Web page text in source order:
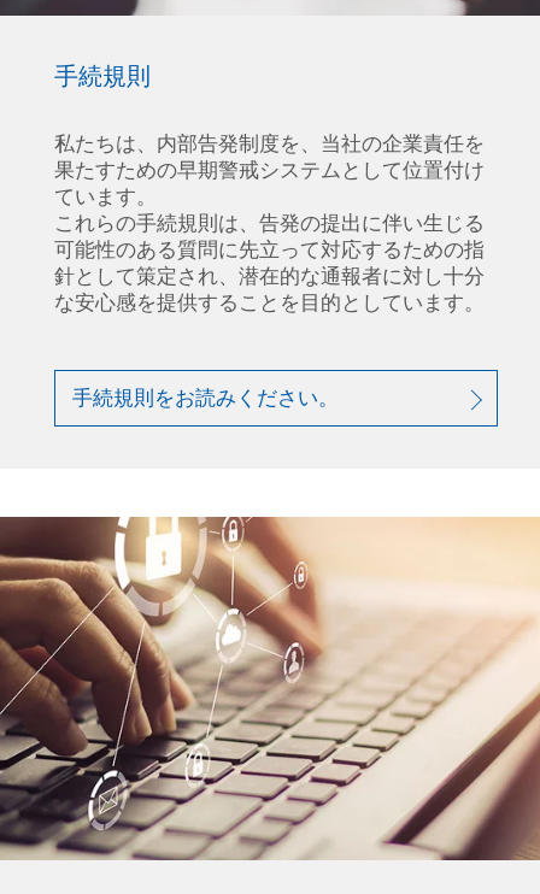
手続規則
私たちは、内部告発制度を、当社の企業責任を
果たすための早期警戒システムとして位置付け
ています。
これらの手続規則は、告発の提出に伴い生じる
可能性のある質問に先立って対応するための指
針として策定され、潜在的な通報者に対し十分
な安心感を提供することを目的としています。
手続規則をお読みください。